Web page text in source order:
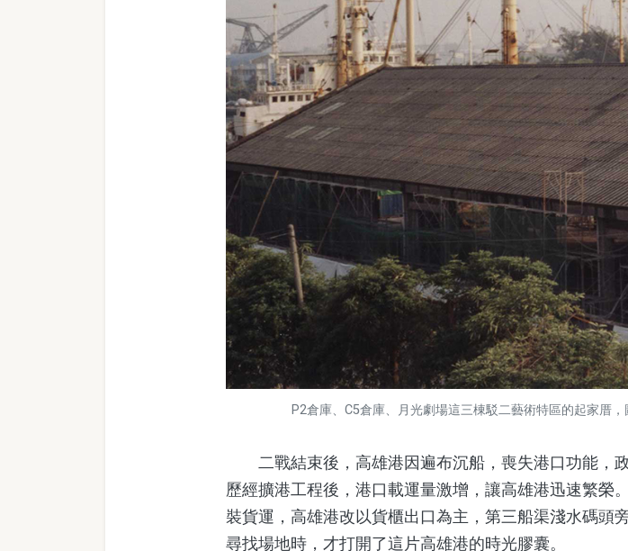
P2倉庫、C5倉庫、月光劇場這三棟駁二藝術特區的起家厝
二戰結束後，高雄港因遍布沉船，喪失港口功能，政
歷經擴港工程後，港口載運量激增，讓高雄港迅速繁榮
裝貨運，高雄港改以貨櫃出口為主，第三船渠淺水碼頭
尋找場地時，才打開了這片高雄港的時光膠囊。